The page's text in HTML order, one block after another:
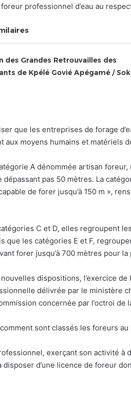
foreur professionnel d’eau au
des Grandes Retrouvailles des
de Kpélé Govié Apégamé /
que les entreprises de forage
aux moyens humains et matériels
A dénommée artisan
dépassant pas 50 mètres. La
de forer jusqu’à 150 m »,
C et D, elles regroupent
que les catégories E et F,
forer jusqu’à 700 mètres pour
dispositions, l’exercice de
délivrée par le ministère
concernée par l’octroi de
sont classés les foreurs au
exerçant son activité à
disposer d’une licence de foreur